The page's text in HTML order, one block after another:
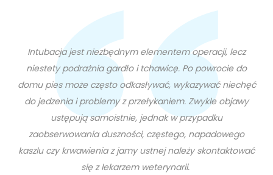
Intubacja jest niezbędnym elementem operacji, lecz
niestety podrażnia gardło i tchawicę. Po powrocie do
domu pies może często odkasływać, wykazywać niechęć
do jedzenia i problemy z przełykaniem. Zwykle objawy
ustępują samoistnie, jednak w przypadku
zaobserwowania duszności, częstego, napadowego
kaszlu czy krwawienia z jamy ustnej należy skontaktować
się z lekarzem weterynarii.